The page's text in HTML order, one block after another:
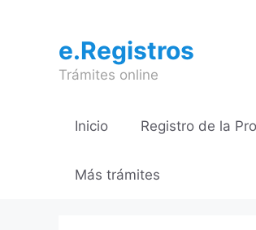
contenidoe.Registros
Trámites online
Inicio Registro de la
Más trámites